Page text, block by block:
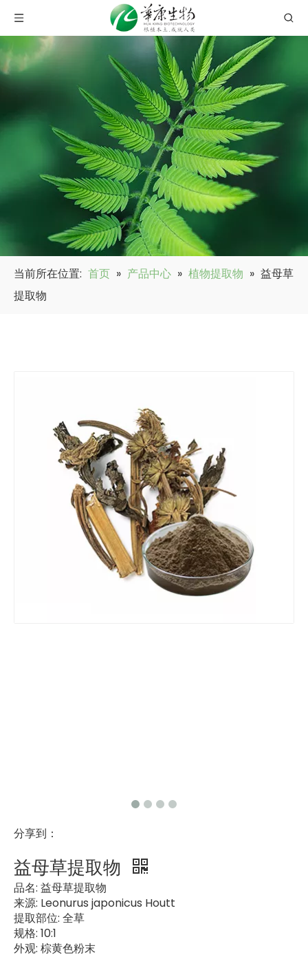
当前所在位置: 首页 » 产品中心 » 植物提取物 » 益母草
提取物
分享到：
益母草提取物
品名: 益母草提取物
来源: Leonurus japonicus Houtt
提取部位: 全草
规格: 10:1
外观: 棕黄色粉末